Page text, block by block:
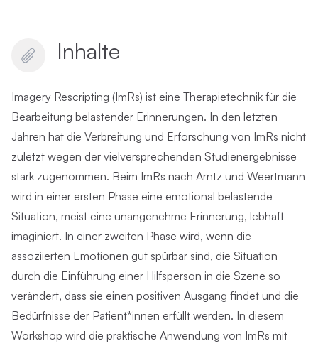
Inhalte
Imagery Rescripting (ImRs) ist eine Therapietechnik für die
Bearbeitung belastender Erinnerungen. In den letzten
Jahren hat die Verbreitung und Erforschung von ImRs nicht
zuletzt wegen der vielversprechenden Studienergebnisse
stark zugenommen. Beim ImRs nach Arntz und Weertmann
wird in einer ersten Phase eine emotional belastende
Situation, meist eine unangenehme Erinnerung, lebhaft
imaginiert. In einer zweiten Phase wird, wenn die
assoziierten Emotionen gut spürbar sind, die Situation
durch die Einführung einer Hilfsperson in die Szene so
verändert, dass sie einen positiven Ausgang findet und die
Bedürfnisse der Patient*innen erfüllt werden. In diesem
Workshop wird die praktische Anwendung von ImRs mit